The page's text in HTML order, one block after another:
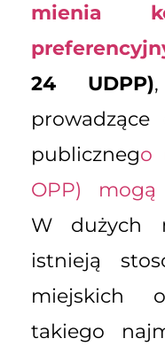
mienia
24 UDPP)
prowadzące
publicznego
OPP)
W dużych
istnieją
miejskich
takiego